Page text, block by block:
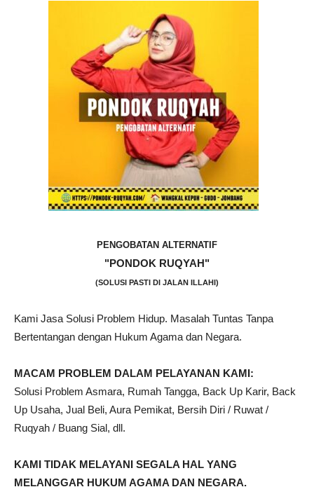
PENGOBATAN ALTERNATIF
"PONDOK RUQYAH"
(SOLUSI PASTI DI JALAN ILLAHI)
Kami Jasa Solusi Problem Hidup. Masalah Tuntas Tanpa
Bertentangan dengan Hukum Agama dan Negara.
MACAM PROBLEM DALAM PELAYANAN KAMI:
Solusi Problem Asmara, Rumah Tangga, Back Up Karir, Back
Up Usaha, Jual Beli, Aura Pemikat, Bersih Diri / Ruwat /
Ruqyah / Buang Sial, dll.
KAMI TIDAK MELAYANI SEGALA HAL YANG
MELANGGAR HUKUM AGAMA DAN NEGARA.